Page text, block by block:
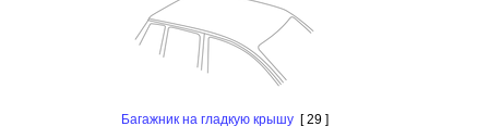
Багажник на гладкую крышу [ 29 ]